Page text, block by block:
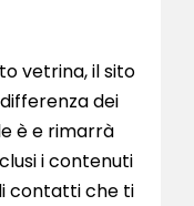
vetrina, il sito
dei
è e rimarrà
i contenuti
contatti che ti